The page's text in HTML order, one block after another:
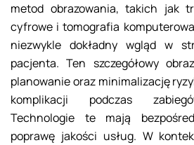
metod obrazowania, takich jak
cyfrowe i tomografia
niezwykle dokładny wgląd w
pacjenta. Ten szczegółowy
planowanie oraz minimalizację
komplikacji podczas
Technologie te mają
poprawę jakości usług. W